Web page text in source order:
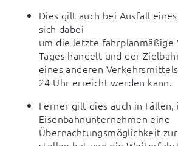
Dies gilt auch bei Ausfall
sich dabei
um die letzte fahrplanmäßige
Tages handelt und der
eines anderen
24 Uhr erreicht werden kann.
Ferner gilt dies auch in Fällen,
Eisenbahnunternehmen eine
Übernachtungsmöglichkeit